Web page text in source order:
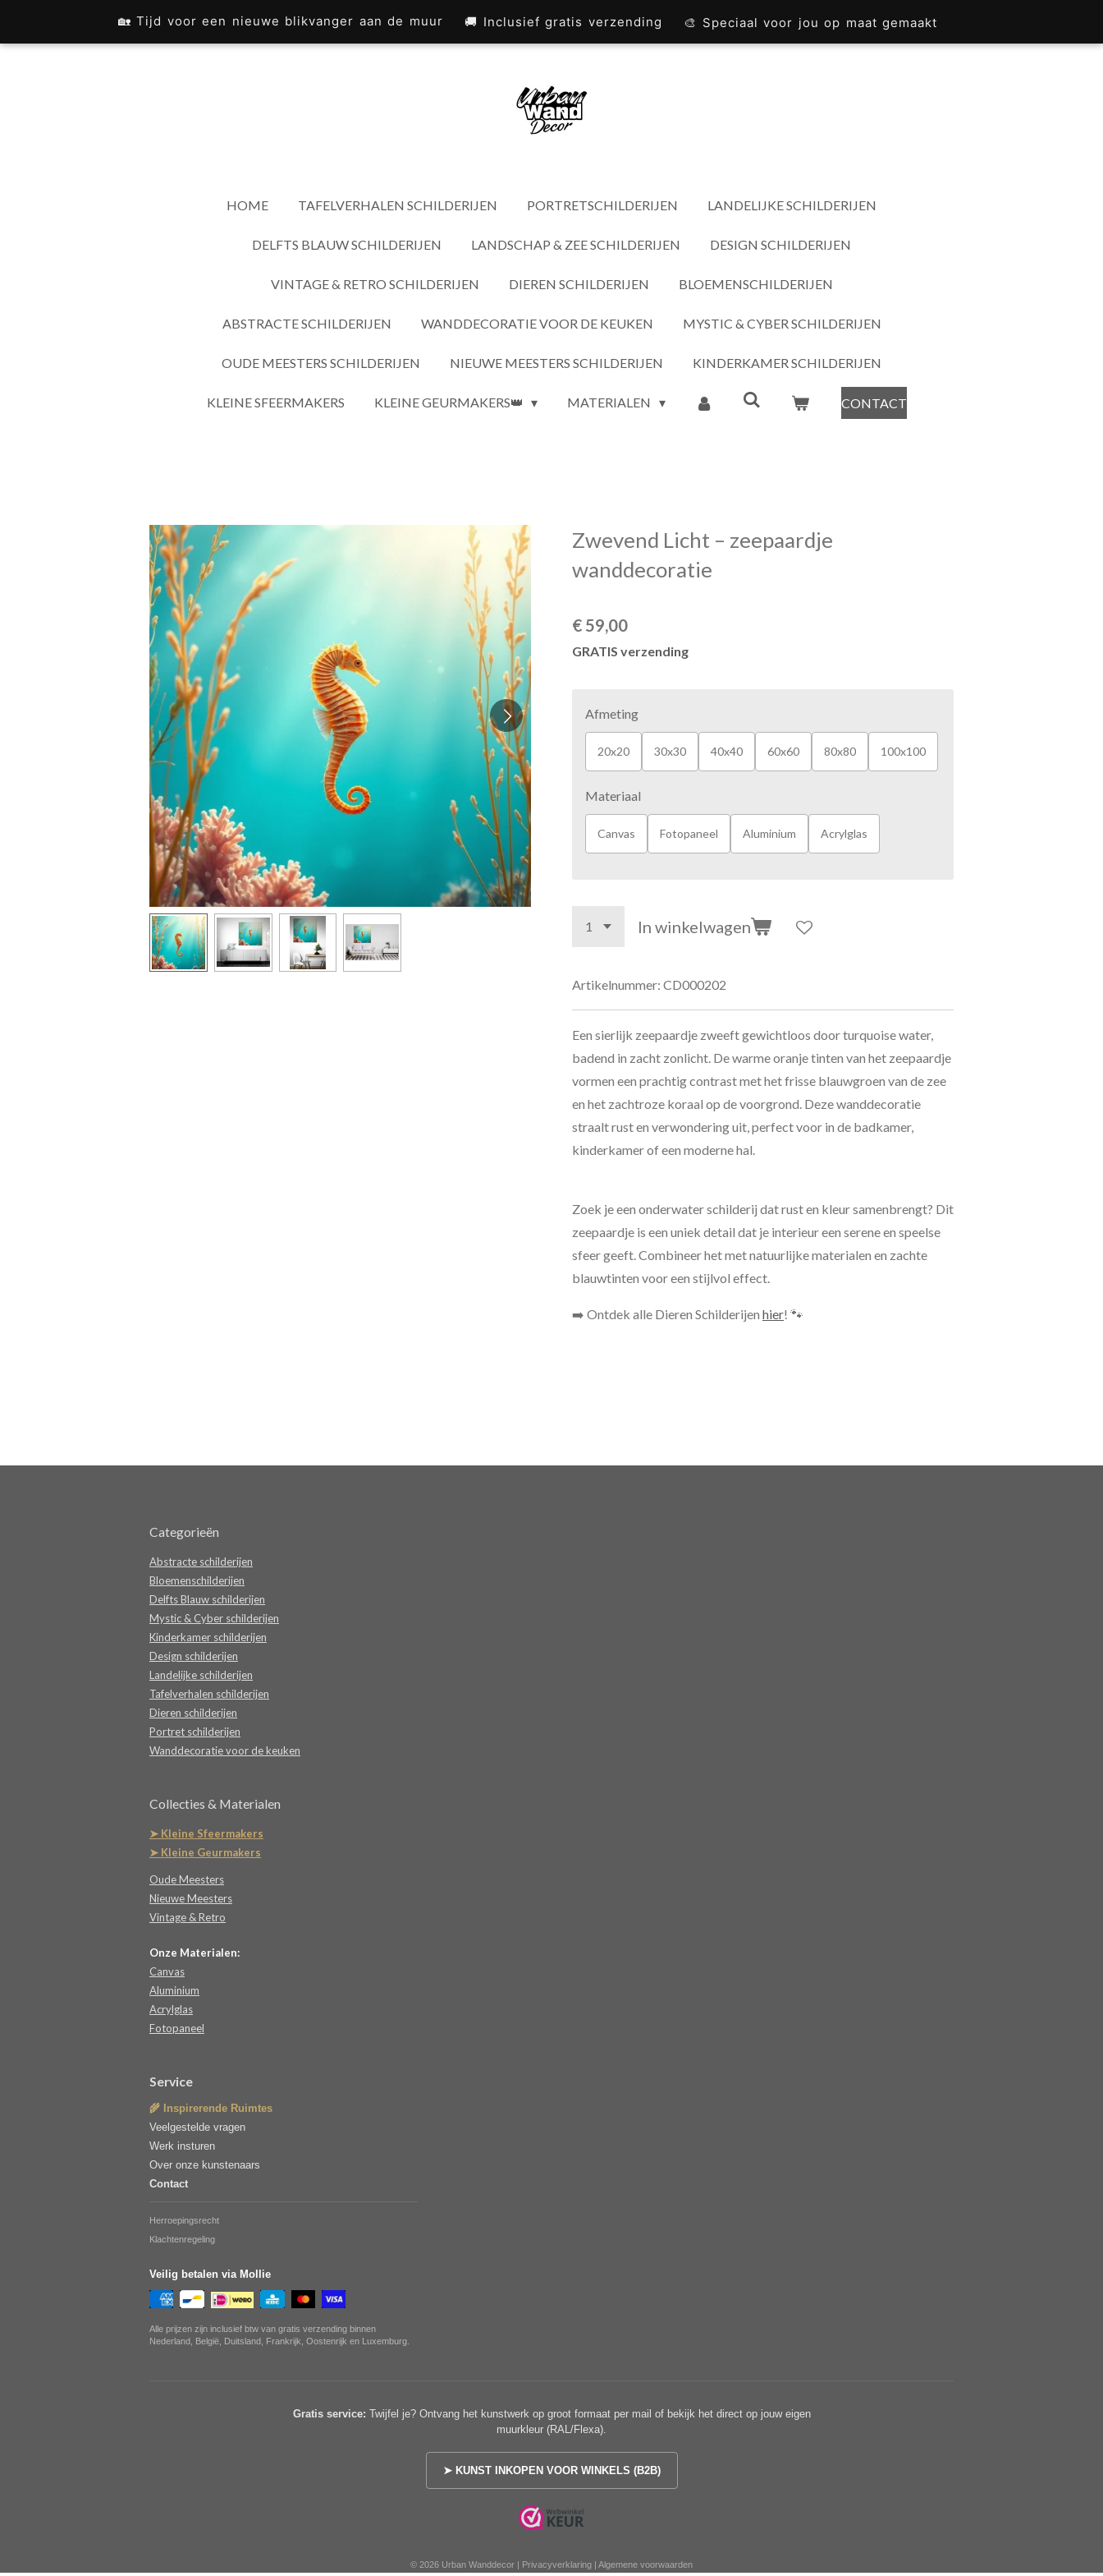
🏡 Tijd voor een nieuwe blikvanger aan de muur 🚚 Inclusief gratis verzending 🎨 Speciaal voor jou op maat gemaakt
direct
HOME TAFELVERHALEN SCHILDERIJEN PORTRETSCHILDERIJEN LANDELIJKE SCHILDERIJEN
DELFTS BLAUW SCHILDERIJEN LANDSCHAP & ZEE SCHILDERIJEN DESIGN SCHILDERIJEN
VINTAGE & RETRO SCHILDERIJEN DIEREN SCHILDERIJEN BLOEMENSCHILDERIJEN
ABSTRACTE SCHILDERIJEN WANDDECORATIE VOOR DE KEUKEN MYSTIC & CYBER SCHILDERIJEN
OUDE MEESTERS SCHILDERIJEN NIEUWE MEESTERS SCHILDERIJEN KINDERKAMER SCHILDERIJEN
KLEINE SFEERMAKERS KLEINE GEURMAKERS👑 MATERIALEN CONTACT
Zwevend Licht – zeepaardje
wanddecoratie
€ 59,00
GRATIS verzending
Afmeting
20x20 30x30 40x40 60x60 80x80 100x100
Materiaal
Canvas Fotopaneel Aluminium Acrylglas
In winkelwagen
Artikelnummer: CD000202
Een sierlijk zeepaardje zweeft gewichtloos door turquoise water,
badend in zacht zonlicht. De warme oranje tinten van het zeepaardje
vormen een prachtig contrast met het frisse blauwgroen van de zee
en het zachtroze koraal op de voorgrond. Deze wanddecoratie
straalt rust en verwondering uit, perfect voor in de badkamer,
kinderkamer of een moderne hal.
Zoek je een onderwater schilderij dat rust en kleur samenbrengt? Dit
zeepaardje is een uniek detail dat je interieur een serene en speelse
sfeer geeft. Combineer het met natuurlijke materialen en zachte
blauwtinten voor een stijlvol effect.
➡️ Ontdek alle Dieren Schilderijen hier! 🐾
Categorieën
Abstracte schilderijen
Bloemenschilderijen
Delfts Blauw schilderijen
Mystic & Cyber schilderijen
Kinderkamer schilderijen
Design schilderijen
Landelijke schilderijen
Tafelverhalen schilderijen
Dieren schilderijen
Portret schilderijen
Wanddecoratie voor de keuken
Collecties & Materialen
➤ Kleine Sfeermakers
➤ Kleine Geurmakers
Oude Meesters
Nieuwe Meesters
Vintage & Retro
Onze Materialen:
Canvas
Aluminium
Acrylglas
Fotopaneel
Service
🌾 Inspirerende Ruimtes
Veelgestelde vragen
Werk insturen
Over onze kunstenaars
Contact
Herroepingsrecht
Klachtenregeling
Veilig betalen via Mollie
Alle prijzen zijn inclusief btw van gratis verzending binnen
Nederland, België, Duitsland, Frankrijk, Oostenrijk en Luxemburg.
Gratis service: Twijfel je? Ontvang het kunstwerk op groot formaat per mail of bekijk het direct op jouw eigen
muurkleur (RAL/Flexa).
➤ KUNST INKOPEN VOOR WINKELS (B2B)
© 2026 Urban Wanddecor | Privacyverklaring Algemene voorwaarden